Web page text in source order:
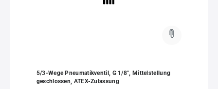
5/3-Wege Pneumatikventil, G 1/8", Mittelstellung
geschlossen, ATEX-Zulassung